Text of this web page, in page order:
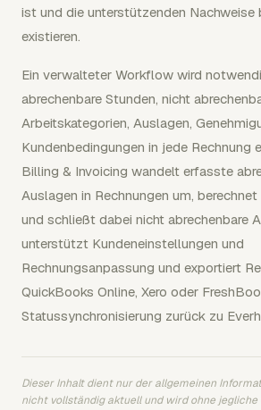
ist und die unterstützenden Nachweise
existieren.
Ein verwalteter Workflow wird
abrechenbare Stunden, nicht
Arbeitskategorien, Auslagen,
Kundenbedingungen in jede Rechnung
Billing & Invoicing wandelt erfasste
Auslagen in Rechnungen um,
und schließt dabei nicht abrechenbare
unterstützt Kundeneinstellungen und
Rechnungsanpassung und exportiert
QuickBooks Online, Xero oder
Statussynchronisierung zurück zu
Dieser Inhalt dient nur der allgemeinen
nicht vollständig aktuell und wird ohne